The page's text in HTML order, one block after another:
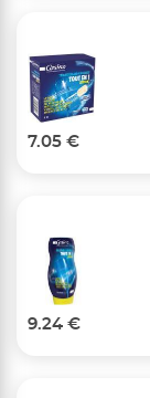
7.05 €
9.24 €